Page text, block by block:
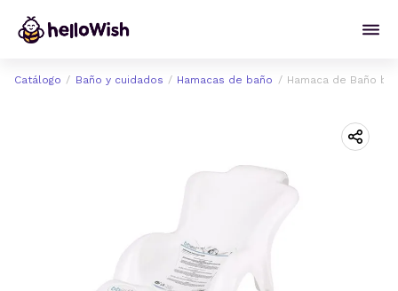
Catálogo Baño y cuidados Hamacas de baño Hamaca de Baño